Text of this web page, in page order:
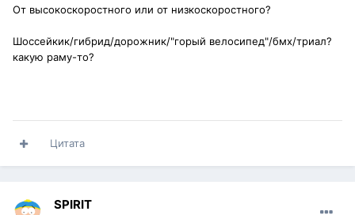
От высокоскоростного или от низкоскоростного?
Шоссейкик/гибрид/дорожник/"горый велосипед"/бмх/триал?
какую раму-то?
Цитата
SPIRIT